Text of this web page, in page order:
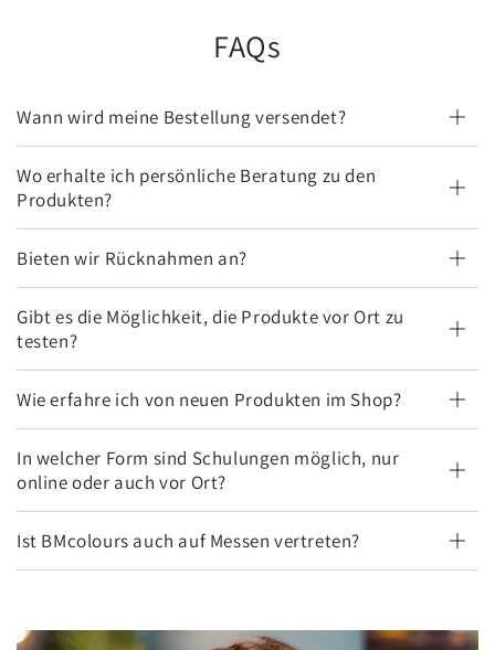
FAQs
Wann wird meine Bestellung versendet?
Wo erhalte ich persönliche Beratung zu den
Produkten?
Bieten wir Rücknahmen an?
Gibt es die Möglichkeit, die Produkte vor Ort zu
testen?
Wie erfahre ich von neuen Produkten im Shop?
In welcher Form sind Schulungen möglich, nur
online oder auch vor Ort?
Ist BMcolours auch auf Messen vertreten?